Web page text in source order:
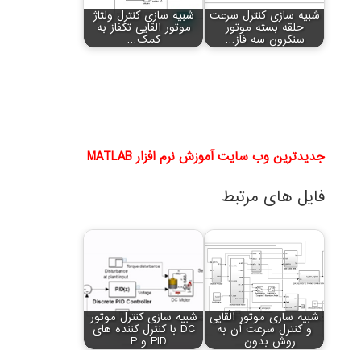
شبیه سازی کنترل سرعت
حلقه بسته موتور
سنکرون سه فاز…
شبیه سازی کنترل ولتاژ
موتور القایی تکفاز به
کمک…
جدیدترین وب سایت آموزش نرم افزار MATLAB
فایل های مرتبط
شبیه سازی موتور القایی
و کنترل سرعت آن به
روش بدون…
شبیه سازی کنترل موتور
DC با کنترل کننده های
PID و P…